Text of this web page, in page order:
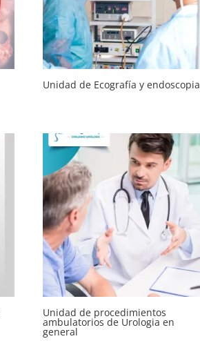
Unidad de Ecografía y endoscopia
Unidad de procedimientos
ambulatorios de Urologia en
general